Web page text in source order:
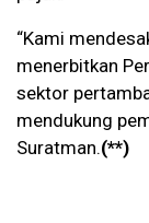
“Kami
menerbitkan
sektor
mendukung
Suratman.(**)